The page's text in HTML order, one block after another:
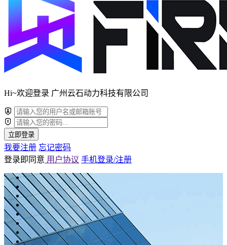
Hi~欢迎登录 广州云石动力科技有限公司
立即登录
我要注册 忘记密码
登录即同意 用户协议 手机登录/注册